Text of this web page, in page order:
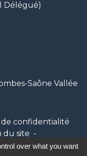
Délégué)
Saône Vallée
confidentialité
du site -
over what you want